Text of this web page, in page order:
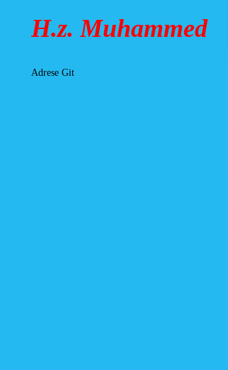
H.z. Muhammed
Adrese Git